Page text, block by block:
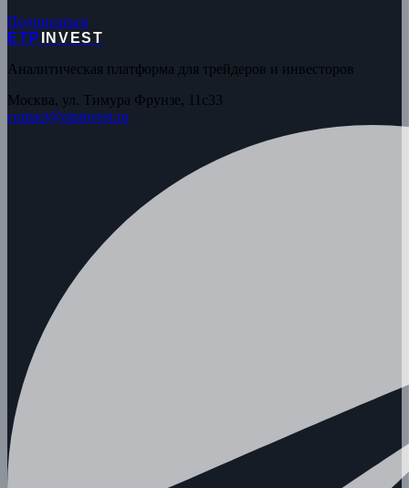
Подписаться
ETP
INVEST
Аналитическая платформа для трейдеров и инвесторов
Москва, ул. Тимура Фрунзе, 11с33
contact@etpinvest.ru